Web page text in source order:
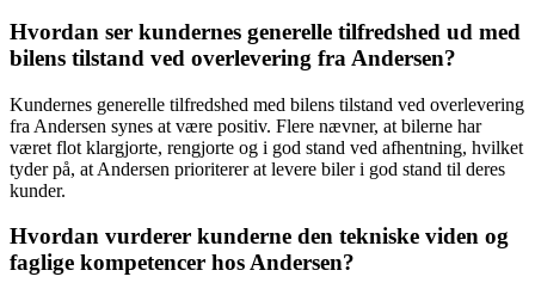
Hvordan ser kundernes generelle tilfredshed ud med
bilens tilstand ved overlevering fra Andersen?
Kundernes generelle tilfredshed med bilens tilstand ved overlevering
fra Andersen synes at være positiv. Flere nævner, at bilerne har
været flot klargjorte, rengjorte og i god stand ved afhentning, hvilket
tyder på, at Andersen prioriterer at levere biler i god stand til deres
kunder.
Hvordan vurderer kunderne den tekniske viden og
faglige kompetencer hos Andersen?